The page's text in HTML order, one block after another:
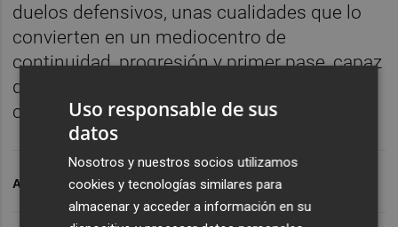
duelos defensivos, unas cualidades que lo
convierten en un mediocentro de
continuidad, progresión y primer pase, capaz
de abarcar campo, destruir, sostener y dar
continuidad al juego del equipo".
ARCHIVADO EN VALENCIA CF
Uso responsable de sus
datos
Nosotros y nuestros socios utilizamos
cookies y tecnologías similares para
almacenar y acceder a información en su